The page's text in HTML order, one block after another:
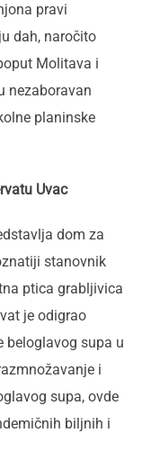
pravi
dah, naročito
Molitava i
nezaboravan
planinske
Uvac
dom za
stanovnik
ptica grabljivica
je odigrao
beloglavog supa u
i
supa, ovde
biljnih i